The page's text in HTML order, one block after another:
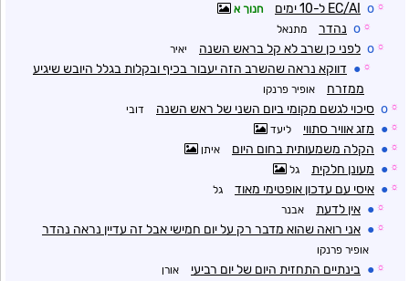
☼
o EC/AI ל-10 ימים חנוך א
☼
o נהדר מתנאל
☼
o לפני כן שרב לא קל בראש השנה יאיר
☼
● דווקא נראה שהשרב הזה יעבור בכיף ובקלות בגלל היובש שיגיע
ממזרח
אופיר פרנקו
☼
o סיכוי לגשם מקומי ביום השני של ראש השנה דובי
☼
● מזג אוויר סתווי ליעד
☼
● הקלה משמעותית בחום היום איתן
☼
● מעונן חלקית גל
☼
● איסי עם עדכון אופטימי מאוד גל
☼
● אין לדעת אבנר
☼
● אני רואה שהוא מדבר רק על יום חמישי אבל זה עדיין נראה נהדר
אופיר פרנקו
☼
● בינתיים התחזית היום של יום רביעי אורן